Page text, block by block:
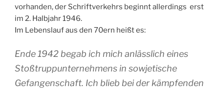
vorhanden, der Schriftverkehrs beginnt allerdings erst
im 2. Halbjahr 1946.
Im Lebenslauf aus den 70ern heißt es:
Ende 1942 begab ich mich anlässlich eines
Stoßtruppunternehmens in sowjetische
Gefangenschaft. Ich blieb bei der kämpfenden